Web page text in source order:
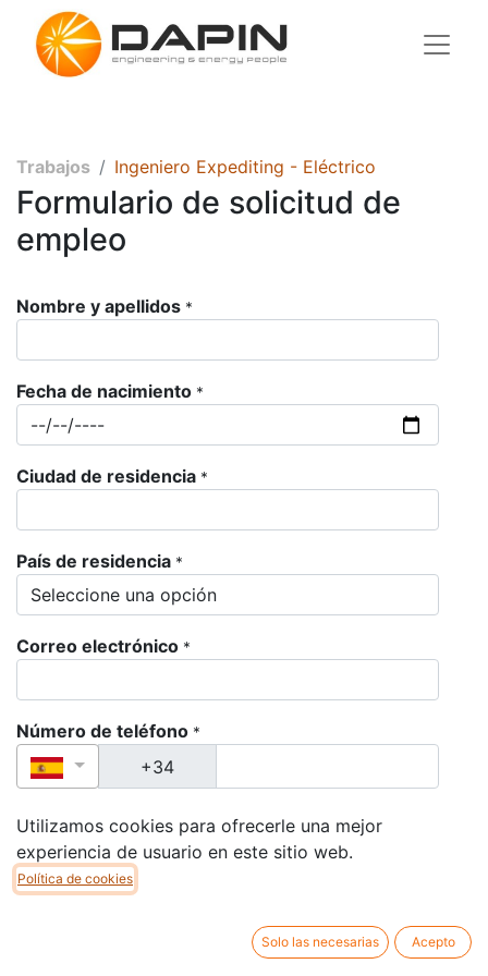
Trabajos Ingeniero Expediting - Eléctrico
Formulario de solicitud de
empleo
Nombre y apellidos *
Fecha de nacimiento *
Ciudad de residencia *
País de residencia *
Correo electrónico *
Número de teléfono *
Número de su pasaporte *
Utilizamos cookies para ofrecerle una mejor
experiencia de usuario en este sitio web.
Política de cookies
Solo las necesarias Acepto